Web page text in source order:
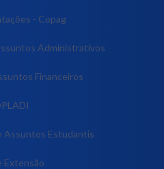
- Copag
Administrativos
Financeiros
Assuntos Estudantis
Extensão